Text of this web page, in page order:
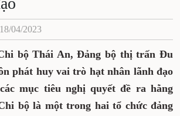
04/2023
bộ Thái An, Đảng bộ thị trấn Đu
phát huy vai trò hạt nhân lãnh đạo
mục tiêu nghị quyết đề ra hằng
bộ là một trong hai tổ chức đảng